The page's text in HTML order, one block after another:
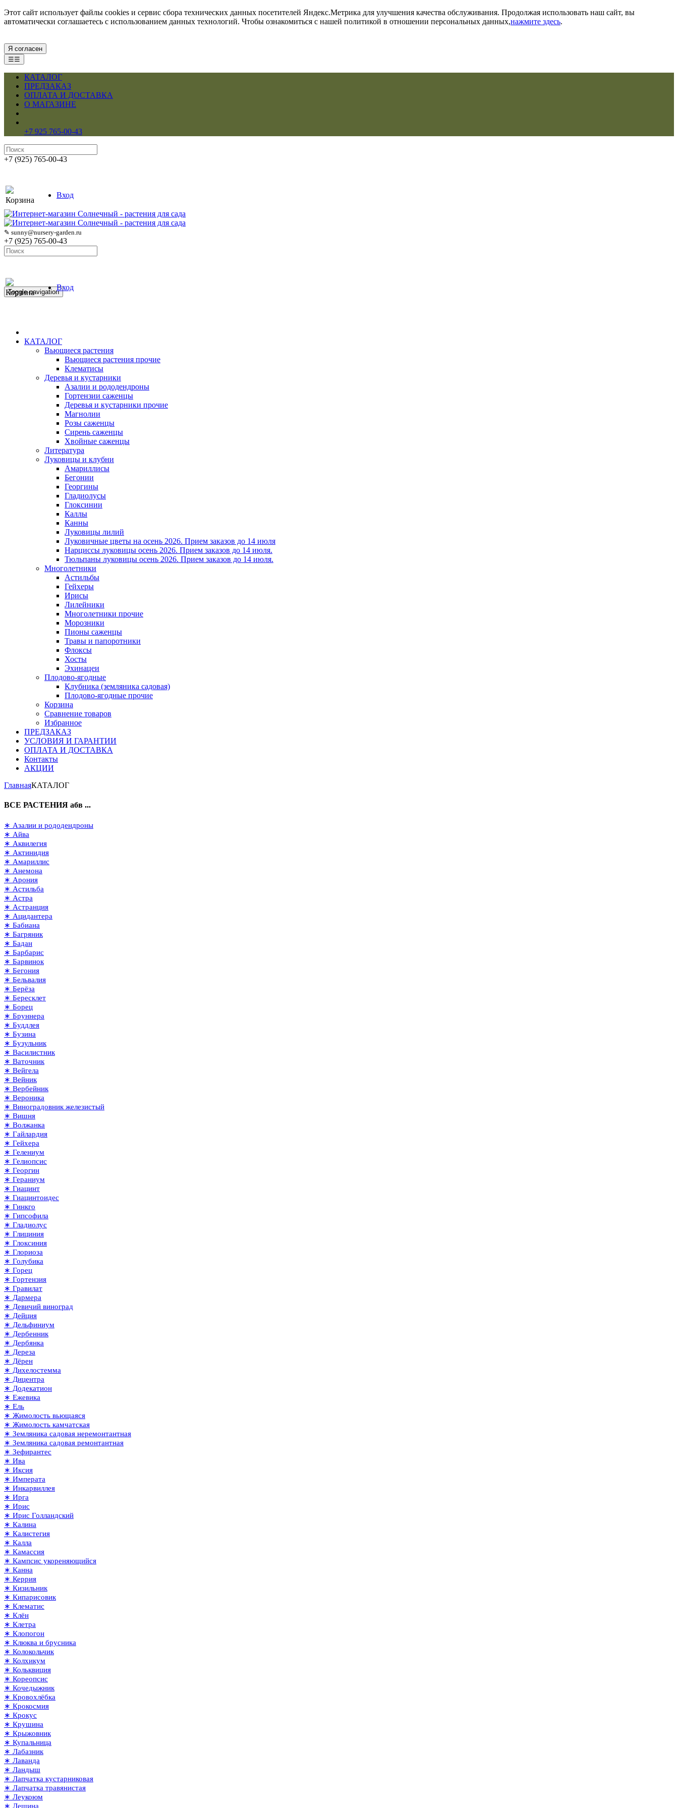
Этот сайт использует файлы cookies и сервис сбора технических данных посетителей Яндекс.Метрика для улучшения качества обслуживания. Продолжая использовать наш сайт, вы
автоматически соглашаетесь с использованием данных технологий. Чтобы ознакомиться с нашей политикой в отношении персональных данных,нажмите здесь.
Я согласен
☰☰
КАТАЛОГ
ПРЕДЗАКАЗ
ОПЛАТА И ДОСТАВКА
О МАГАЗИНЕ
+7 925 765-00-43
+7 (925) 765-00-43
Корзина
Вход
✎ sunny@nursery-garden.ru
+7 (925) 765-00-43
Корзина
Вход
Toggle navigation
КАТАЛОГ
Вьющиеся растения
Вьющиеся растения прочие
Клематисы
Деревья и кустарники
Азалии и рододендроны
Гортензии саженцы
Деревья и кустарники прочие
Магнолии
Розы саженцы
Сирень саженцы
Хвойные саженцы
Литература
Луковицы и клубни
Амариллисы
Бегонии
Георгины
Гладиолусы
Глоксинии
Каллы
Канны
Луковицы лилий
Луковичные цветы на осень 2026. Прием заказов до 14 июля
Нарциссы луковицы осень 2026. Прием заказов до 14 июля.
Тюльпаны луковицы осень 2026. Прием заказов до 14 июля.
Многолетники
Астильбы
Гейхеры
Ирисы
Лилейники
Многолетники прочие
Морозники
Пионы саженцы
Травы и папоротники
Флоксы
Хосты
Эхинацеи
Плодово-ягодные
Клубника (земляника садовая)
Плодово-ягодные прочие
Корзина
Сравнение товаров
Избранное
ПРЕДЗАКАЗ
УСЛОВИЯ И ГАРАНТИИ
ОПЛАТА И ДОСТАВКА
Контакты
АКЦИИ
ГлавнаяКАТАЛОГ
ВСЕ РАСТЕНИЯ абв ...
∗ Азалии и рододендроны
∗ Айва
∗ Аквилегия
∗ Актинидия
∗ Амариллис
∗ Анемона
∗ Арония
∗ Астильба
∗ Астра
∗ Астранция
∗ Ацидантера
∗ Бабиана
∗ Багряник
∗ Бадан
∗ Барбарис
∗ Барвинок
∗ Бегония
∗ Бельвалия
∗ Берёза
∗ Бересклет
∗ Борец
∗ Бруннера
∗ Буддлея
∗ Бузина
∗ Бузульник
∗ Василистник
∗ Ваточник
∗ Вейгела
∗ Вейник
∗ Вербейник
∗ Вероника
∗ Виноградовник железистый
∗ Вишня
∗ Волжанка
∗ Гайлардия
∗ Гейхера
∗ Гелениум
∗ Гелиопсис
∗ Георгин
∗ Гераниум
∗ Гиацинт
∗ Гиацинтоидес
∗ Гинкго
∗ Гипсофила
∗ Гладиолус
∗ Глициния
∗ Глоксиния
∗ Глориоза
∗ Голубика
∗ Горец
∗ Гортензия
∗ Гравилат
∗ Дармера
∗ Девичий виноград
∗ Дейция
∗ Дельфиниум
∗ Дербенник
∗ Дербянка
∗ Дереза
∗ Дёрен
∗ Дихелостемма
∗ Дицентра
∗ Додекатион
∗ Ежевика
∗ Ель
∗ Жимолость вьющаяся
∗ Жимолость камчатская
∗ Земляника садовая неремонтантная
∗ Земляника садовая ремонтантная
∗ Зефирантес
∗ Ива
∗ Иксия
∗ Императа
∗ Инкарвиллея
∗ Ирга
∗ Ирис
∗ Ирис Голландский
∗ Калина
∗ Калистегия
∗ Калла
∗ Камассия
∗ Кампсис укореняющийся
∗ Канна
∗ Керрия
∗ Кизильник
∗ Кипарисовик
∗ Клематис
∗ Клён
∗ Клетра
∗ Клопогон
∗ Клюква и брусника
∗ Колокольчик
∗ Колхикум
∗ Кольквиция
∗ Кореопсис
∗ Кочедыжник
∗ Кровохлёбка
∗ Крокосмия
∗ Крокус
∗ Крушина
∗ Крыжовник
∗ Купальница
∗ Лабазник
∗ Лаванда
∗ Ландыш
∗ Лапчатка кустарниковая
∗ Лапчатка травянистая
∗ Леукоюм
∗ Лещина